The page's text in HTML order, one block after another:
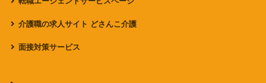
介護職の求人サイト どさんこ介護
面接対策サービス